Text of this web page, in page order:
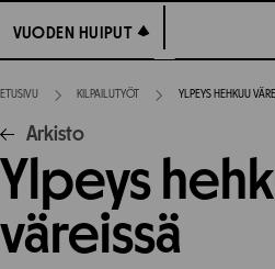
suoraan
sisältöön
VUODEN HUIPUT
VUODEN HUIPUT
ETUSIVU KILPAILUTYÖT YLPEYS HEHKUU
Arkisto
Ylpeys
väreissä